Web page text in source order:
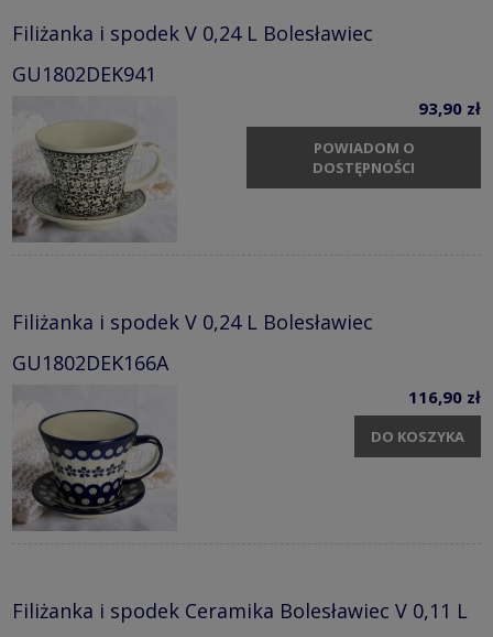
Filiżanka i spodek V 0,24 L Bolesławiec
GU1802DEK941
93,90 zł
POWIADOM O
DOSTĘPNOŚCI
Filiżanka i spodek V 0,24 L Bolesławiec
GU1802DEK166A
116,90 zł
DO KOSZYKA
Filiżanka i spodek Ceramika Bolesławiec V 0,11 L